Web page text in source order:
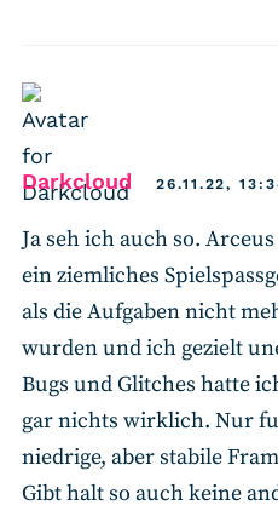
Darkcloud says:
26.11.22,
Ja seh ich auch so.
ein ziemliches
als die Aufgaben nicht
wurden und ich gezielt
Bugs und Glitches hatte
gar nichts wirklich. Nur
niedrige, aber stabile
Gibt halt so auch keine